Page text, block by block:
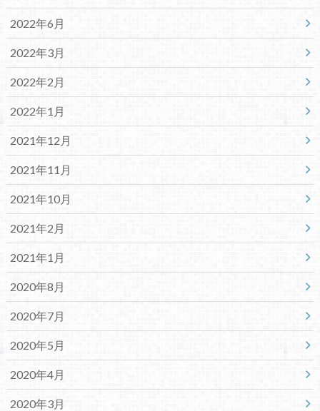
2022年6月
2022年3月
2022年2月
2022年1月
2021年12月
2021年11月
2021年10月
2021年2月
2021年1月
2020年8月
2020年7月
2020年5月
2020年4月
2020年3月